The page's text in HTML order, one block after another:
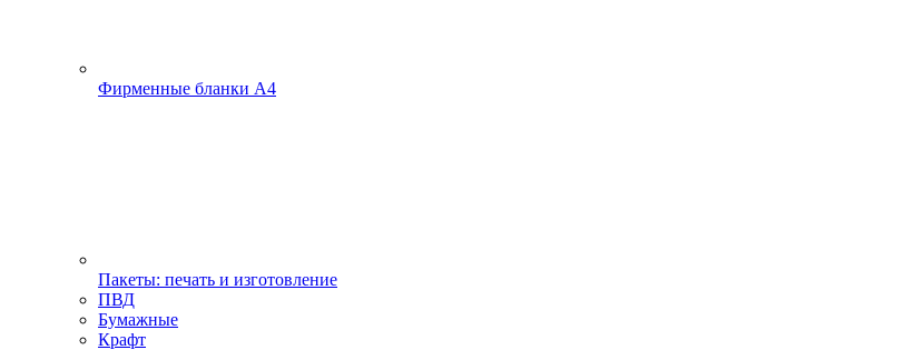
Фирменные бланки А4
Пакеты: печать и изготовление
ПВД
Бумажные
Крафт